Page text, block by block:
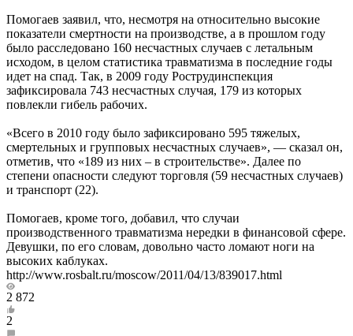
Помогаев заявил, что, несмотря на относительно высокие
показатели смертности на производстве, а в прошлом году
было расследовано 160 несчастных случаев с летальным
исходом, в целом статистика травматизма в последние годы
идет на спад. Так, в 2009 году Рострудинспекция
зафиксировала 743 несчастных случая, 179 из которых
повлекли гибель рабочих.
«Всего в 2010 году было зафиксировано 595 тяжелых,
смертельных и групповых несчастных случаев», — сказал он,
отметив, что «189 из них – в строительстве». Далее по
степени опасности следуют торговля (59 несчастных случаев)
и транспорт (22).
Помогаев, кроме того, добавил, что случаи
производственного травматизма нередки в финансовой сфере.
Девушки, по его словам, довольно часто ломают ноги на
высоких каблуках.
http://www.rosbalt.ru/moscow/2011/04/13/839017.html
2 872
2